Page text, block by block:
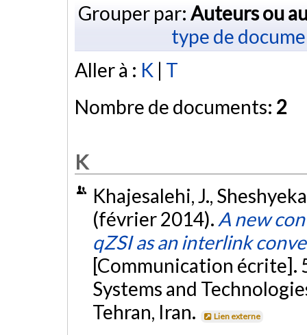
Grouper par: Auteurs ou
type de
Aller à : K | T
Nombre de documents: 2
K
Khajesalehi, J.,
(février 2014). A new
qZSI as an interlink
[Communication écrite].
Systems and
Tehran, Iran.
Lien externe